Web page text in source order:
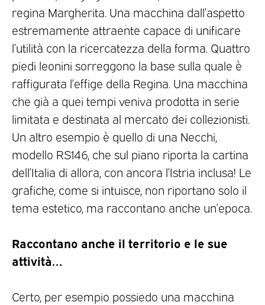
regina Margherita. Una macchina dall’aspetto
estremamente attraente capace di unificare
l’utilità con la ricercatezza della forma. Quattro
piedi leonini sorreggono la base sulla quale è
raffigurata l’effige della Regina. Una macchina
che già a quei tempi veniva prodotta in serie
limitata e destinata al mercato dei collezionisti.
Un altro esempio è quello di una Necchi,
modello RS146, che sul piano riporta la cartina
dell’Italia di allora, con ancora l’Istria inclusa! Le
grafiche, come si intuisce, non riportano solo il
tema estetico, ma raccontano anche un’epoca.
Raccontano anche il territorio e le sue
attività…
Certo, per esempio possiedo una macchina